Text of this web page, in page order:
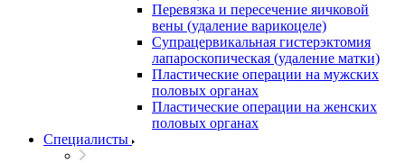
Перевязка и пересечение яичковой
вены (удаление варикоцеле)
Супрацервикальная гистерэктомия
лапароскопическая (удаление матки)
Пластические операции на мужских
половых органах
Пластические операции на женских
половых органах
Специалисты